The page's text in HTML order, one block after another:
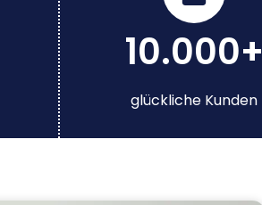
10.000+
glückliche Kunden